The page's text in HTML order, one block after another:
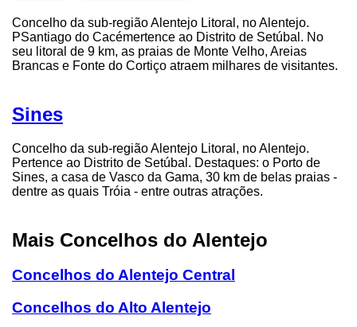
Concelho da sub-região Alentejo Litoral, no Alentejo.
PSantiago do Cacémertence ao Distrito de Setúbal. No
seu litoral de 9 km, as praias de Monte Velho, Areias
Brancas e Fonte do Cortiço atraem milhares de visitantes.
Sines
Concelho da sub-região Alentejo Litoral, no Alentejo.
Pertence ao Distrito de Setúbal. Destaques: o Porto de
Sines, a casa de Vasco da Gama, 30 km de belas praias -
dentre as quais Tróia - entre outras atrações.
Mais Concelhos do Alentejo
Concelhos do Alentejo Central
Concelhos do Alto Alentejo